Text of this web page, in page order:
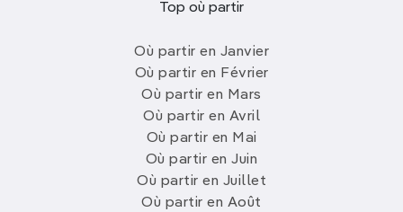
Top où partir
Où partir en Janvier
Où partir en Février
Où partir en Mars
Où partir en Avril
Où partir en Mai
Où partir en Juin
Où partir en Juillet
Où partir en Août